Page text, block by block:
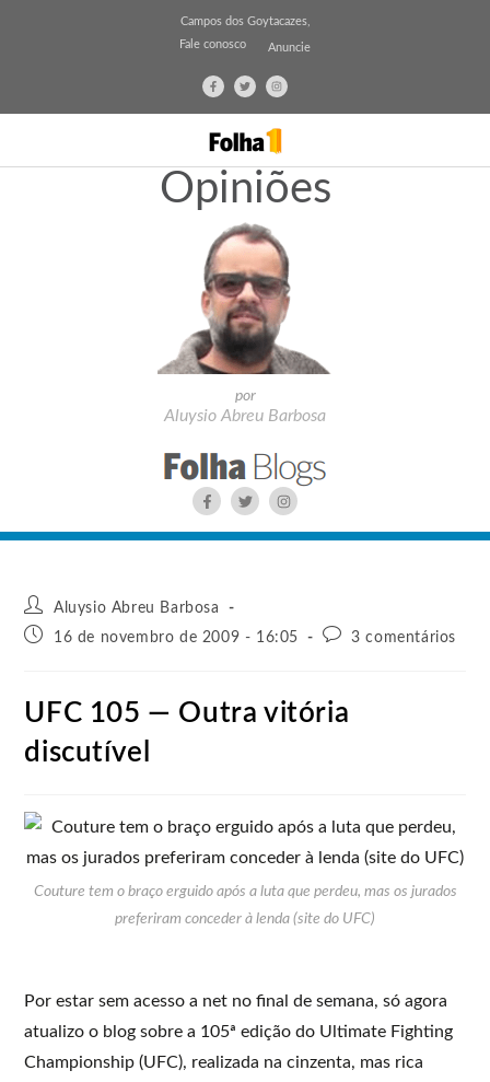
Campos dos Goytacazes,
Fale conosco
Anuncie
Opiniões
por
Aluysio Abreu Barbosa
Aluysio Abreu Barbosa
16 de novembro de 2009 - 16:05
3 comentários
UFC 105 — Outra vitória
discutível
Couture tem o braço erguido após a luta que perdeu, mas os jurados
preferiram conceder à lenda (site do UFC)
Por estar sem acesso a net no final de semana, só agora
atualizo o blog sobre a 105ª edição do Ultimate Fighting
Championship (UFC), realizada na cinzenta, mas rica